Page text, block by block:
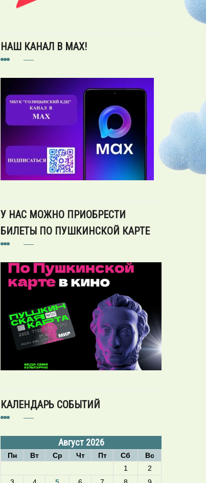
НАШ КАНАЛ В MAX!
У НАС МОЖНО ПРИОБРЕСТИ
БИЛЕТЫ ПО ПУШКИНСКОЙ КАРТЕ
КАЛЕНДАРЬ СОБЫТИЙ
Август 2026
Пн Вт Ср Чт Пт Сб
Вс
1
2